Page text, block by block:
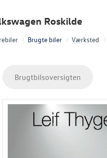
Brugte biler Værksted
Roskilde
Brugtbilsoversigten